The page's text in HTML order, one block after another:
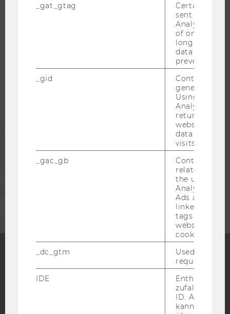
STUDIERENDE
MITARBEITENDE
FacebookInstagramBlog
Bluesky
_gat_gtag
Certain data
sent to
Analytics a
of once per
long as it is
data
prevented.
_gid
Contains a
generated
Using this
Analytics can
returning
website and
data from
visits.
_gac_gb
Contains
related
the user. If
Analytics and
Ads accounts
linked, the
tags on the
website read
cookie.
_dc_gtm
Used to
request rate.
IDE
Enthält eine
ID. Anhand
kann Google